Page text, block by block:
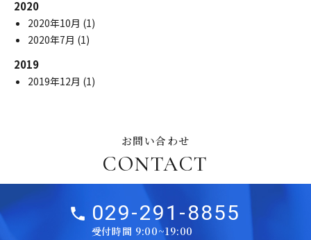
2020
2020年10月 (1)
2020年7月 (1)
2019
2019年12月 (1)
お問い合わせ
CONTACT
029-291-8855
受付時間 9:00~19:00